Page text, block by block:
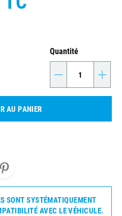
Quantité
- +
AU PANIER
SONT SYSTÉMATIQUEMENT
AVEC LE VÉHICULE.